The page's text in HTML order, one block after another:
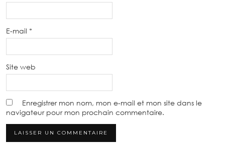
E-mail *
Site web
Enregistrer mon nom, mon e-mail et mon site dans le
navigateur pour mon prochain commentaire.